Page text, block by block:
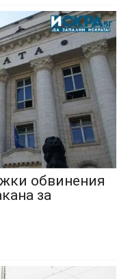
обвинения
за